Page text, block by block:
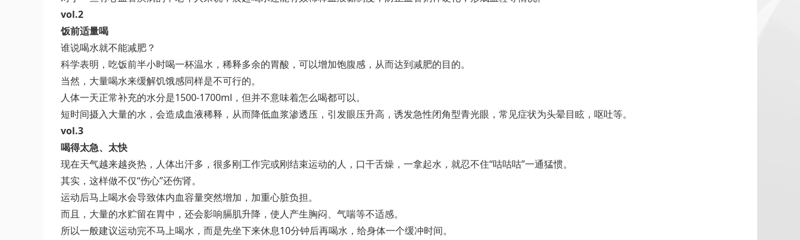
vol.2
饭前适量喝
谁说喝水就不能减肥？
科学表明，吃饭前半小时喝一杯温水，稀释多余的胃酸，可以增加饱腹感，从而达到减肥的目的。
当然，大量喝水来缓解饥饿感同样是不可行的。
人体一天正常补充的水分是1500-1700ml，但并不意味着怎么喝都可以。
短时间摄入大量的水，会造成血液稀释，从而降低血浆渗透压，引发眼压升高，诱发急性闭角型青光眼，常见症状为头晕目眩，呕吐等。
vol.3
喝得太急、太快
现在天气越来越炎热，人体出汗多，很多刚工作完或刚结束运动的人，口干舌燥，一拿起水，就忍不住“咕咕咕”一通猛惯。
其实，这样做不仅“伤心”还伤肾。
运动后马上喝水会导致体内血容量突然增加，加重心脏负担。
而且，大量的水贮留在胃中，还会影响膈肌升降，使人产生胸闷、气喘等不适感。
所以一般建议运动完不马上喝水，而是先坐下来休息10分钟后再喝水，给身体一个缓冲时间。